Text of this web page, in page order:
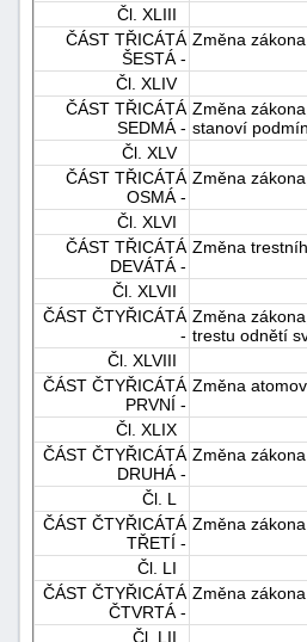
Čl. XLIII
ČÁST TŘICÁTÁ
ŠESTÁ -
Změna
Čl. XLIV
ČÁST TŘICÁTÁ
SEDMÁ -
Změna
stanoví
Čl. XLV
ČÁST TŘICÁTÁ
OSMÁ -
Změna
Čl. XLVI
ČÁST TŘICÁTÁ
DEVÁTÁ -
Změna
Čl. XLVII
ČÁST ČTYŘICÁTÁ
-
Změna
trestu odnětí
Čl. XLVIII
ČÁST ČTYŘICÁTÁ
PRVNÍ -
Změna
Čl. XLIX
ČÁST ČTYŘICÁTÁ
DRUHÁ -
Změna
Čl. L
ČÁST ČTYŘICÁTÁ
TŘETÍ -
Změna
Čl. LI
ČÁST ČTYŘICÁTÁ
ČTVRTÁ -
Změna
Čl. LII